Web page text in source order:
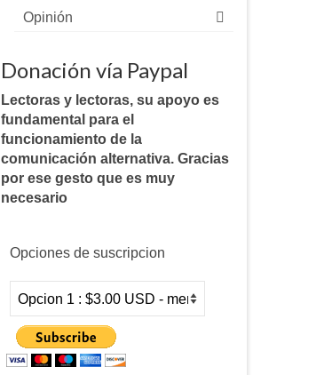
Opinión
Donación vía Paypal
Lectoras y lectoras, su apoyo es
fundamental para el
funcionamiento de la
comunicación alternativa. Gracias
por ese gesto que es muy
necesario
Opciones de suscripcion